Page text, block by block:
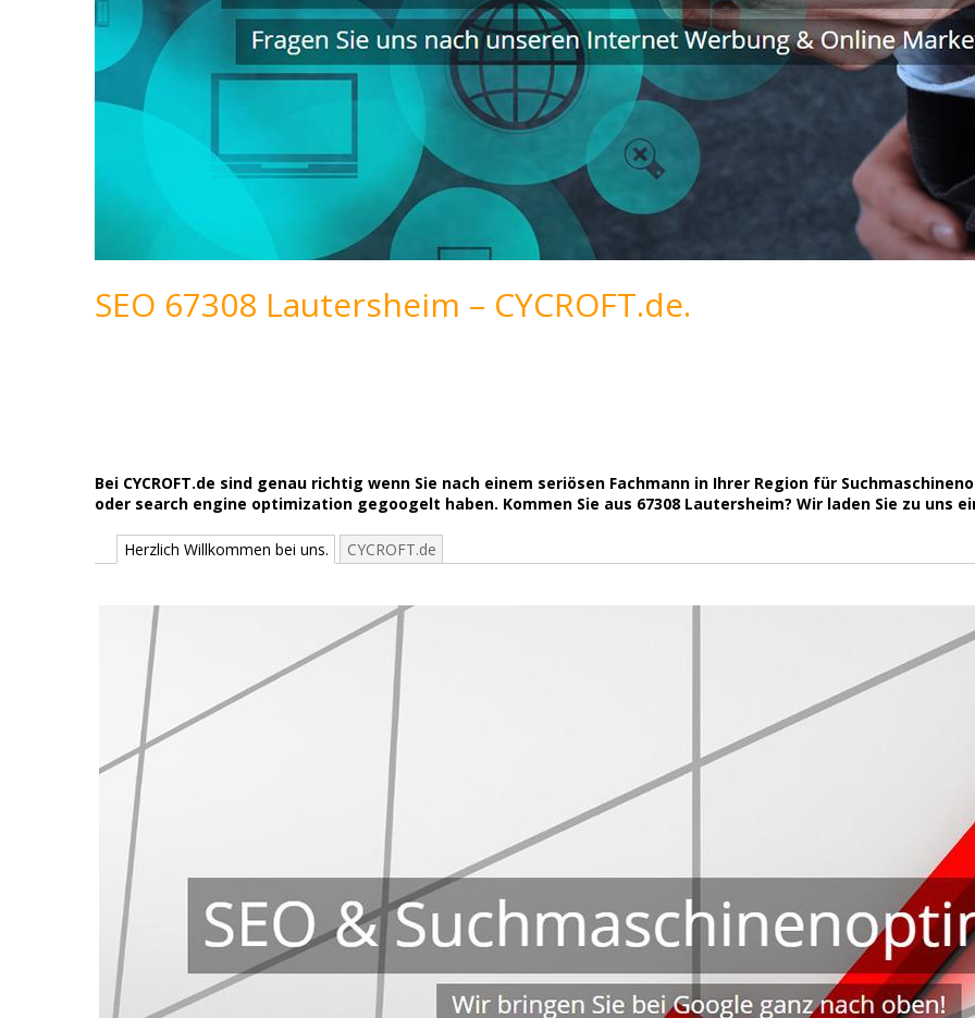
SEO 67308 Lautersheim – CYCROFT.de.
Bei CYCROFT.de sind genau richtig wenn Sie nach einem seriösen Fachmann in Ihrer Region für
oder search engine optimization gegoogelt haben. Kommen Sie aus 67308 Lautersheim? Wir laden Sie zu uns
Herzlich Willkommen bei uns. CYCROFT.de